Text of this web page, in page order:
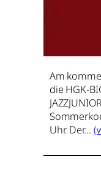
Am
die HGK-
Uhr. Der…